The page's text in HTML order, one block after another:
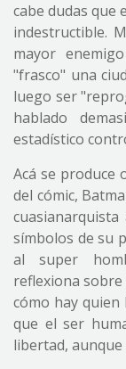
cabe dudas que
indestructible.
mayor
"frasco" una
luego ser
hablado
estadístico
Acá se produce
del cómic,
símbolos de su
al super
reflexiona
cómo hay
que el ser
libertad, aunque